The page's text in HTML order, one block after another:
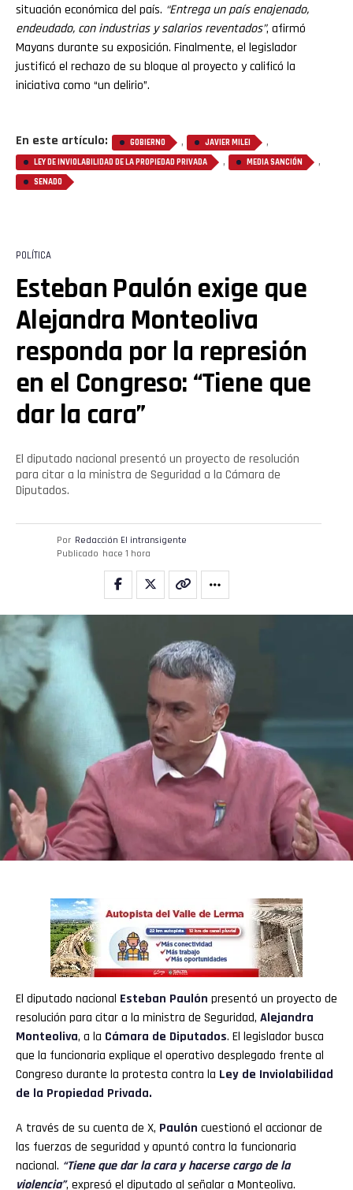
situación económica del país. “Entrega un país enajenado,
endeudado, con industrias y salarios reventados”, afirmó
Mayans durante su exposición. Finalmente, el legislador
justificó el rechazo de su bloque al proyecto y calificó la
iniciativa como “un delirio”.
En este artículo: GOBIERNO , JAVIER MILEI ,
LEY DE INVIOLABILIDAD DE LA PROPIEDAD PRIVADA , MEDIA SANCIÓN ,
SENADO
POLÍTICA
Esteban Paulón exige que
Alejandra Monteoliva
responda por la represión
en el Congreso: “Tiene que
dar la cara”
El diputado nacional presentó un proyecto de resolución
para citar a la ministra de Seguridad a la Cámara de
Diputados.
Por Redacción El intransigente
Publicado hace 1 hora
El diputado nacional Esteban Paulón presentó un proyecto de
resolución para citar a la ministra de Seguridad, Alejandra
Monteoliva, a la Cámara de Diputados. El legislador busca
que la funcionaria explique el operativo desplegado frente al
Congreso durante la protesta contra la Ley de Inviolabilidad
de la Propiedad Privada.
A través de su cuenta de X, Paulón cuestionó el accionar de
las fuerzas de seguridad y apuntó contra la funcionaria
nacional. “Tiene que dar la cara y hacerse cargo de la
violencia”, expresó el diputado al señalar a Monteoliva.